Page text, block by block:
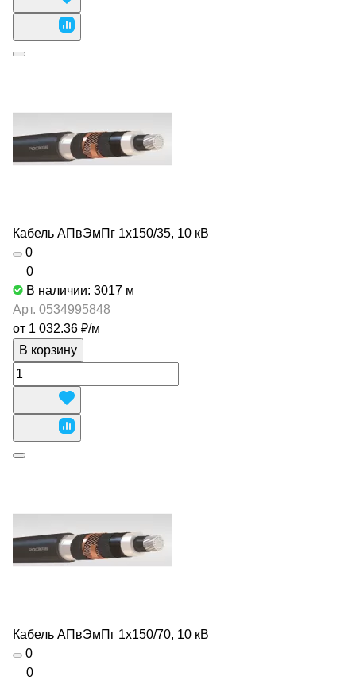
Кабель АПвЭмПг 1х150/35, 10 кВ
0
0
В наличии: 3017 м
Арт. 0534995848
от 1 032.36 ₽/м
В корзину
Кабель АПвЭмПг 1х150/70, 10 кВ
0
0